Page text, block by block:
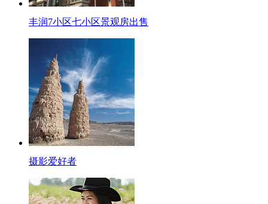
丰润7小区七小区景观房出售
摄影爱好者